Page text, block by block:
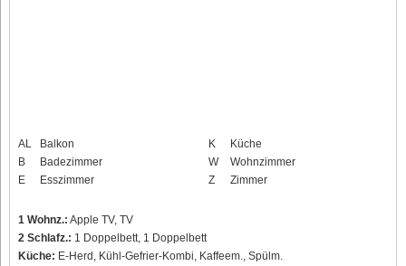
AL
Balkon
B
Badezimmer
E
Esszimmer
K
Küche
W
Wohnzimmer
Z
Zimmer
1 Wohnz.: Apple TV, TV
2 Schlafz.: 1 Doppelbett, 1 Doppelbett
Küche: E-Herd, Kühl-Gefrier-Kombi, Kaffeem., Spülm.